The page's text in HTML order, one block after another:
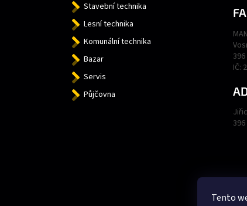
Tento
Stavební technika
Lesní technika
Komunální technika
Bazar
Servis
Půjčovna
IČ: